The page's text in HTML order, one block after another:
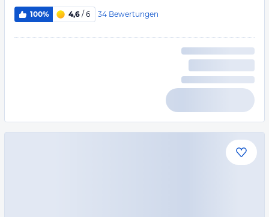
100% 4,6 / 6 34 Bewertungen